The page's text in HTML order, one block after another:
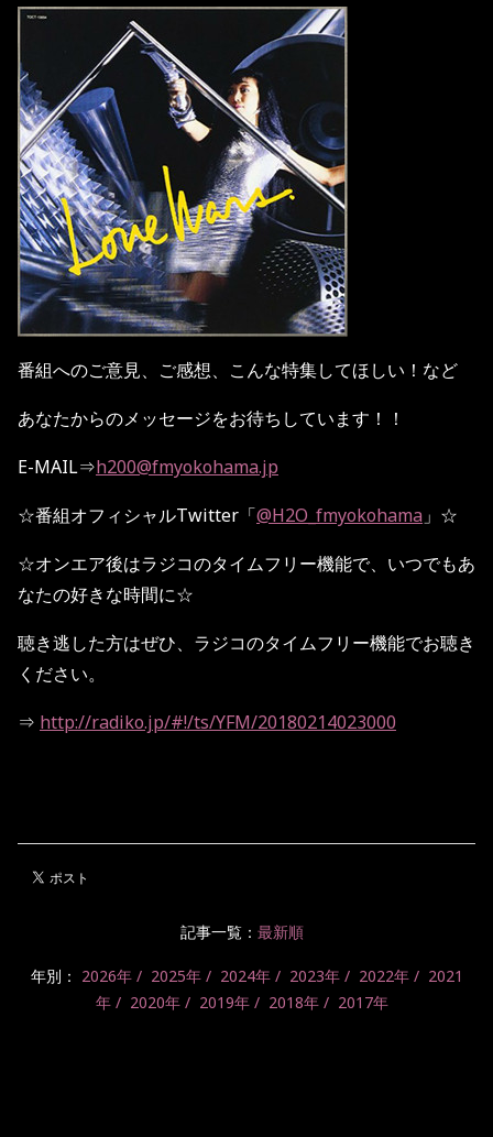
番組へのご意見、ご感想、こんな特集してほしい！など
あなたからのメッセージをお待ちしています！！
E-MAIL⇒h200@fmyokohama.jp
☆番組オフィシャルTwitter 「@H2O_fmyokohama 」 ☆
☆オンエア後はラジコのタイムフリー機能で、いつでもあ
なたの好きな時間に☆
聴き逃した方はぜひ、ラジコのタイムフリー機能でお聴き
ください。
⇒ http://radiko.jp/#!/ts/YFM/20180214023000
記事一覧： 最新順
年別： 2026年 2025年 2024年 2023年 2022年
2021
年
2020年 2019年 2018年 2017年